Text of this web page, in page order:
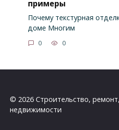
примеры
Почему текстурная
доме Многим
0 0
© 2026 Строительство,
недвижимости